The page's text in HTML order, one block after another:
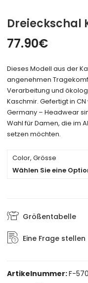
Dreieckschal
77.90€
Dieses Modell aus der
angenehmen
Verarbeitung und
Kaschmir. Gefertigt in
Germany – Headwear
Wahl für Damen, die im
setzen möchten.
Color, Grösse
Wählen Sie eine
Größentabelle
Eine Frage stellen
Artikelnummer:F-